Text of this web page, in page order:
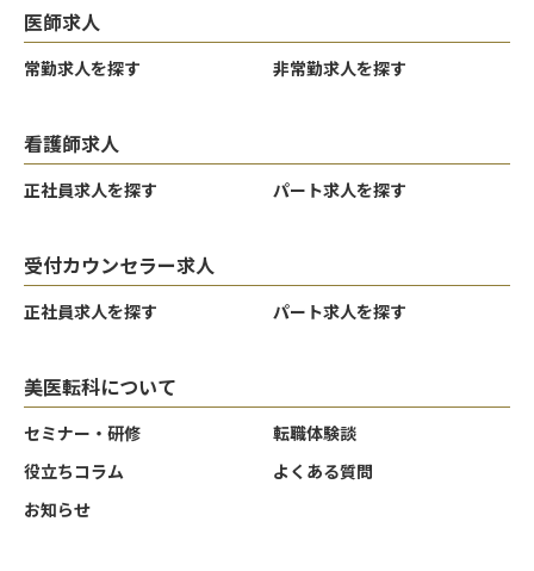
医師求人
常勤求人を探す 非常勤求人を探す
看護師求人
正社員求人を探す パート求人を探す
受付カウンセラー求人
正社員求人を探す パート求人を探す
美医転科について
セミナー・研修
転職体験談
役立ちコラム
よくある質問
お知らせ